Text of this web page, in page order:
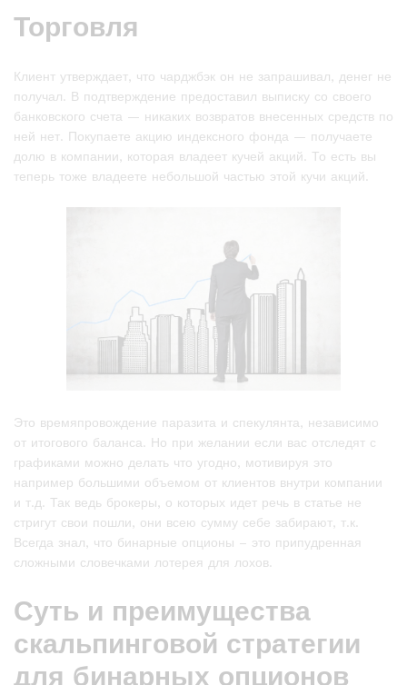
Торговля
Клиент утверждает, что чарджбэк он не запрашивал, денег не
получал. В подтверждение предоставил выписку со своего
банковского счета — никаких возвратов внесенных средств по
ней нет. Покупаете акцию индексного фонда — получаете
долю в компании, которая владеет кучей акций. То есть вы
теперь тоже владеете небольшой частью этой кучи акций.
Это времяпровождение паразита и спекулянта, независимо
от итогового баланса. Но при желании если вас отследят с
графиками можно делать что угодно, мотивируя это
например большими объемом от клиентов внутри компании
и т.д. Так ведь брокеры, о которых идет речь в статье не
стригут свои пошли, они всею сумму себе забирают, т.к.
Всегда знал, что бинарные опционы – это припудренная
сложными словечками лотерея для лохов.
Суть и преимущества
скальпинговой стратегии
для бинарных опционов